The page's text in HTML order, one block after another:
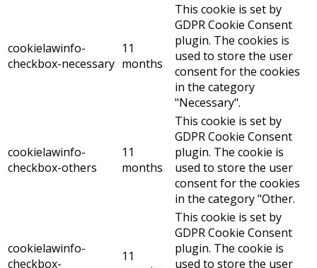
cookielawinfo-
checkbox-necessary
11
months
This cookie is set by
GDPR Cookie Consent
plugin. The cookies is
used to store the user
consent for the cookies
in the category
"Necessary".
cookielawinfo-
checkbox-others
11
months
This cookie is set by
GDPR Cookie Consent
plugin. The cookie is
used to store the user
consent for the cookies
in the category "Other.
cookielawinfo-
checkbox-
11
This cookie is set by
GDPR Cookie Consent
plugin. The cookie is
used to store the user